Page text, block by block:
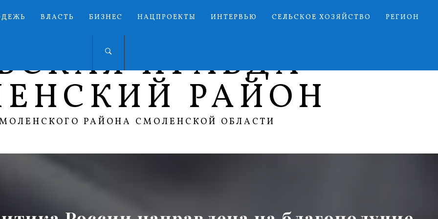
ВЛАСТЬ БИЗНЕС НАЦПРОЕКТЫ ИНТЕРВЬЮ СЕЛЬСКОЕ ХОЗЯЙСТВО РЕГИОН
ПРАВДА
РАЙОН
РАЙОНА СМОЛЕНСКОЙ ОБЛАСТИ